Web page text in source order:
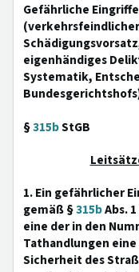
Gefährliche
eigenhändiges
Systematik,
§315bStGB
1. Ein gefährlicher
gemäß §315bAbs.
eine der in den
Tathandlungen
Sicherheit des